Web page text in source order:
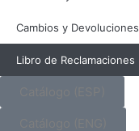
Cambios y Devoluciones
Libro de Reclamaciones